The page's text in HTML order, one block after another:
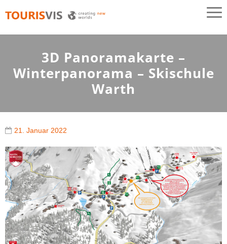
TOURISVIS
3D Panoramakarten aus Österreich
3D Panoramakarte –
Winterpanorama – Skischule
Warth
21. Januar 2022